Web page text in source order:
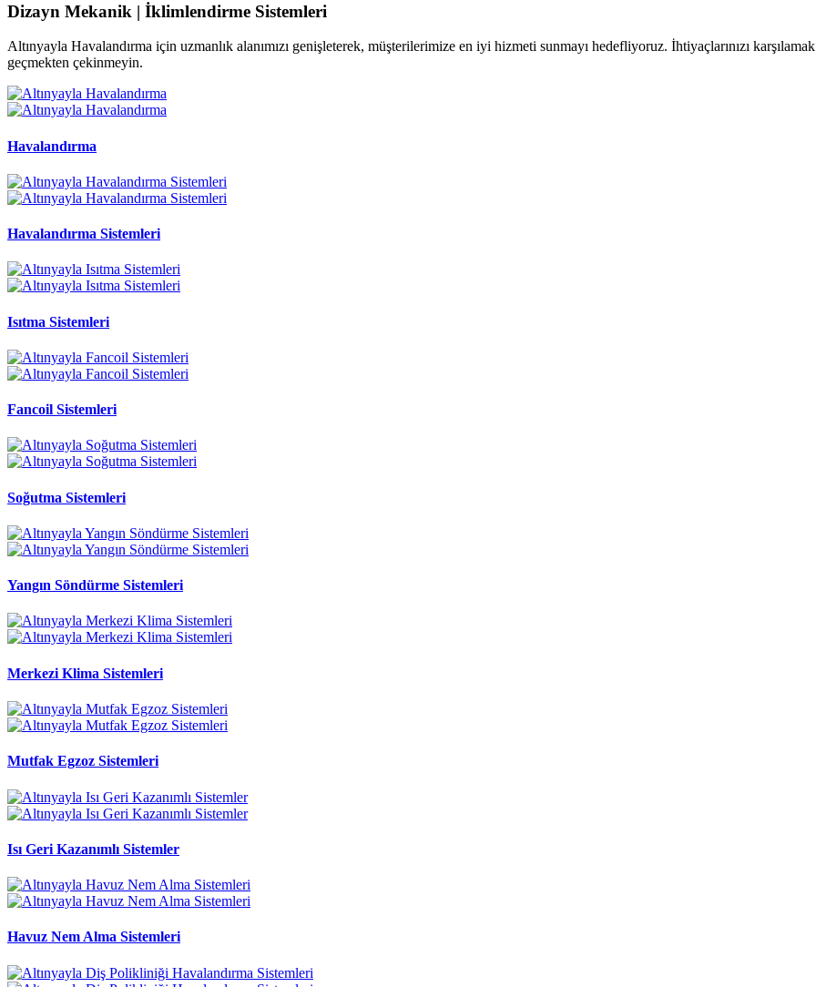
Dizayn Mekanik | İklimlendirme Sistemleri
Altınyayla Havalandırma için uzmanlık alanımızı genişleterek, müşterilerimize en iyi hizmeti sunmayı hedefliyoruz. İhtiyaçlarınızı
geçmekten çekinmeyin.
Havalandırma
Havalandırma Sistemleri
Isıtma Sistemleri
Fancoil Sistemleri
Soğutma Sistemleri
Yangın Söndürme Sistemleri
Merkezi Klima Sistemleri
Mutfak Egzoz Sistemleri
Isı Geri Kazanımlı Sistemler
Havuz Nem Alma Sistemleri